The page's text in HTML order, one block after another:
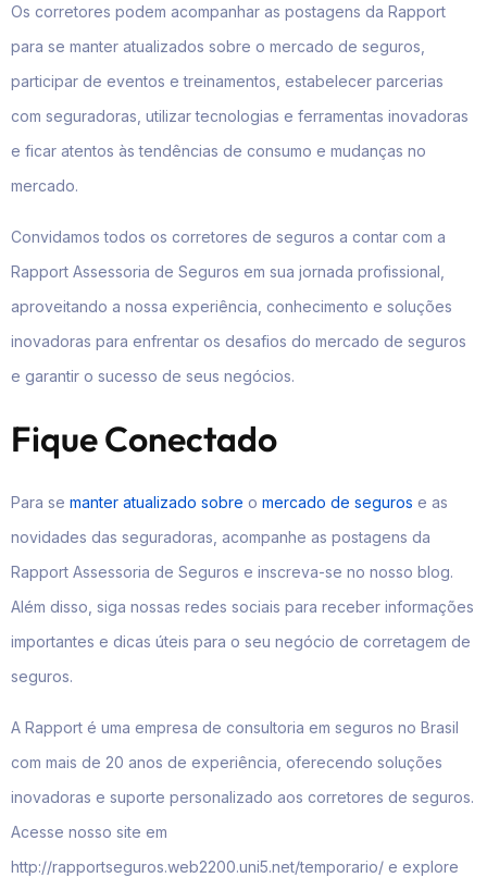
Os corretores podem acompanhar as postagens da Rapport
para se manter atualizados sobre o mercado de seguros,
participar de eventos e treinamentos, estabelecer parcerias
com seguradoras, utilizar tecnologias e ferramentas inovadoras
e ficar atentos às tendências de consumo e mudanças no
mercado.
Convidamos todos os corretores de seguros a contar com a
Rapport Assessoria de Seguros em sua jornada profissional,
aproveitando a nossa experiência, conhecimento e soluções
inovadoras para enfrentar os desafios do mercado de seguros
e garantir o sucesso de seus negócios.
Fique Conectado
Para se manter atualizado sobre o mercado de seguros e as
novidades das seguradoras, acompanhe as postagens da
Rapport Assessoria de Seguros e inscreva-se no nosso blog.
Além disso, siga nossas redes sociais para receber informações
importantes e dicas úteis para o seu negócio de corretagem de
seguros.
A Rapport é uma empresa de consultoria em seguros no Brasil
com mais de 20 anos de experiência, oferecendo soluções
inovadoras e suporte personalizado aos corretores de seguros.
Acesse nosso site em
http://rapportseguros.web2200.uni5.net/temporario/ e explore